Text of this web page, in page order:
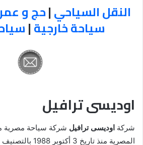
النقل السياحي|حج و
سياحة خارجية|
اوديسى ترافيل
شركة اوديسى ترافيل شركة سياحة مصرية
المصرية منذ تاريخ